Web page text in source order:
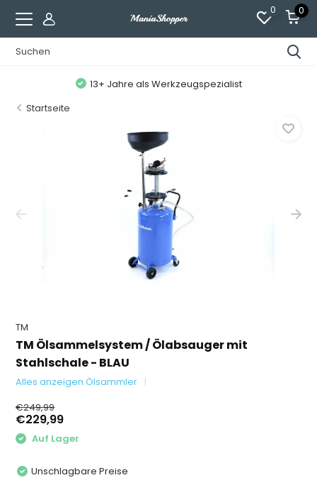
0 0
13+ Jahre als Werkzeugspezialist
Startseite
TM
TM Ölsammelsystem / Ölabsauger mit
Stahlschale - BLAU
Alles anzeigen Ölsammler
€249,99
€229,99
Auf Lager
Unschlagbare Preise